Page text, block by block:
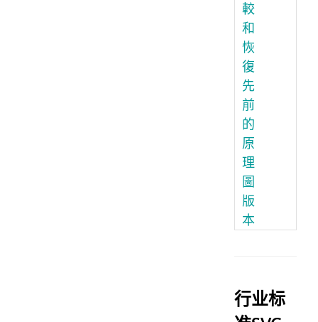
較
和
恢
復
先
前
的
原
理
圖
版
本
行业标